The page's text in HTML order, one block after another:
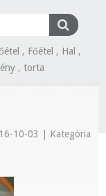
, Főétel , Hal ,
, torta
10-03
Kategória